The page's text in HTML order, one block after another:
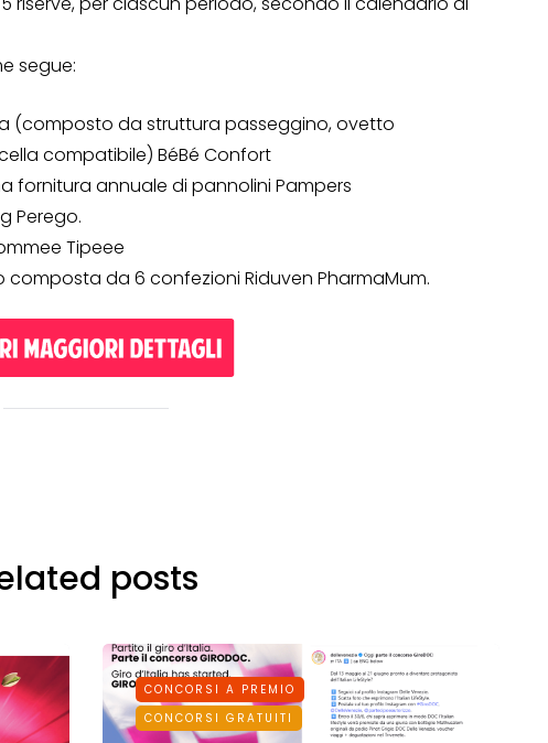
segue:
(composto da struttura passeggino, ovetto
compatibile) BéBé Confort
fornitura annuale di pannolini Pampers
Perego.
Tipeee
composta da 6 confezioni Riduven PharmaMum.
posts
CONCORSI A PREMIO
CONCORSI GRATUITI